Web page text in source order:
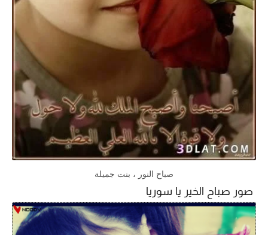
صباح النور ، بنت جميلة
صور صباح الخير يا سوريا